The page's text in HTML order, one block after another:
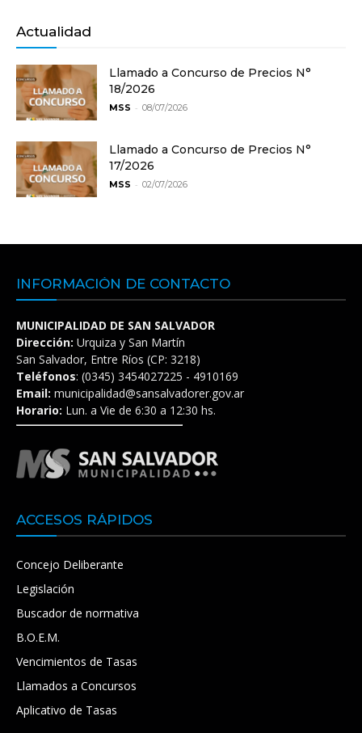
Actualidad
Llamado a Concurso de Precios N°
18/2026
MSS - 08/07/2026
Llamado a Concurso de Precios N°
17/2026
MSS - 02/07/2026
INFORMACIÓN DE CONTACTO
MUNICIPALIDAD DE SAN SALVADOR
Dirección: Urquiza y San Martín
San Salvador, Entre Ríos (CP: 3218)
Teléfonos: (0345) 3454027225 - 4910169
Email: municipalidad@sansalvadorer.gov.ar
Horario: Lun. a Vie de 6:30 a 12:30 hs.
ACCESOS RÁPIDOS
Concejo Deliberante
Legislación
Buscador de normativa
B.O.E.M.
Vencimientos de Tasas
Llamados a Concursos
Aplicativo de Tasas